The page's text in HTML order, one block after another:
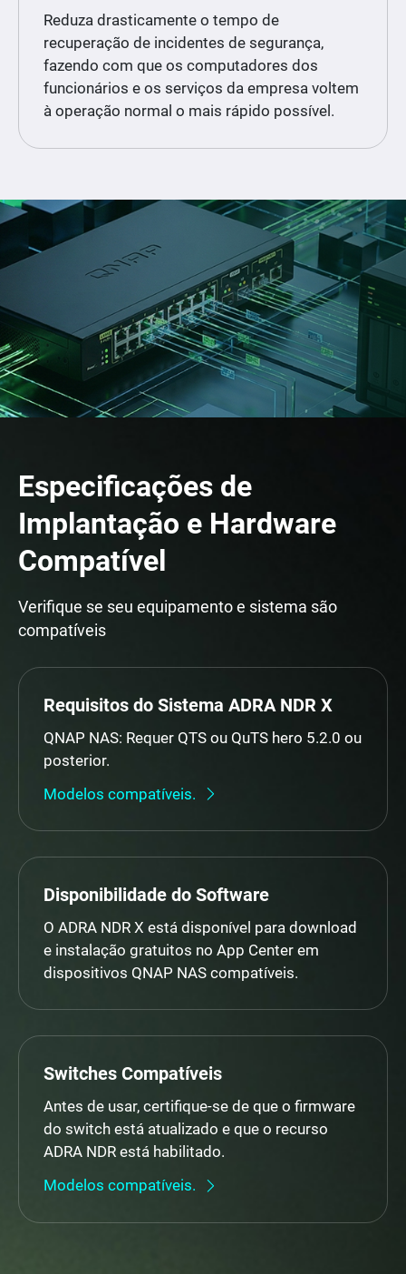
Reduza drasticamente o tempo de
recuperação de incidentes de segurança,
fazendo com que os computadores dos
funcionários e os serviços da empresa voltem
à operação normal o mais rápido possível.
Especificações de
Implantação e Hardware
Compatível
Verifique se seu equipamento e sistema são
compatíveis
Requisitos do Sistema ADRA NDR X
QNAP NAS: Requer QTS ou QuTS hero 5.2.0 ou
posterior.
Modelos compatíveis.
Disponibilidade do Software
O ADRA NDR X está disponível para download
e instalação gratuitos no App Center em
dispositivos QNAP NAS compatíveis.
Switches Compatíveis
Antes de usar, certifique-se de que o firmware
do switch está atualizado e que o recurso
ADRA NDR está habilitado.
Modelos compatíveis.